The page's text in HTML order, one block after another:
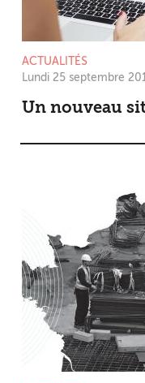
ACTUALITÉS
Lundi 25 septembre
Un nouveau